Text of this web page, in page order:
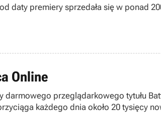
daty premiery sprzedała się w ponad
Online
przeglądarkowego tytułu
każdego dnia około 20 tysięcy